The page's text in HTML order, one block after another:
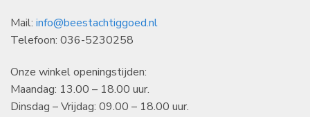
Mail: info@beestachtiggoed.nl
Telefoon: 036-5230258
Onze winkel openingstijden:
Maandag: 13.00 – 18.00 uur.
Dinsdag – Vrijdag: 09.00 – 18.00 uur.